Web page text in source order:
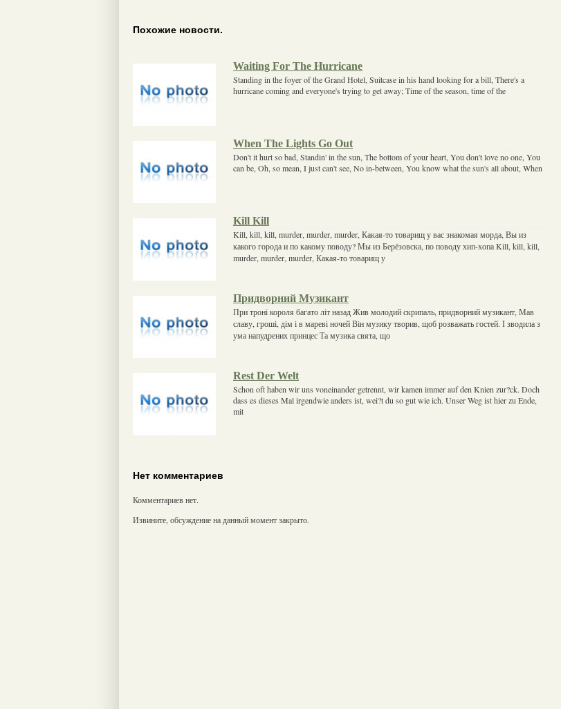
Похожие новости.
Waiting For The Hurricane
Standing in the foyer of the Grand Hotel, Suitcase in his hand looking for a bill, There's a
hurricane coming and everyone's trying to get away; Time of the season, time of the
When The Lights Go Out
Don't it hurt so bad, Standin' in the sun, The bottom of your heart, You don't love no one, You
can be, Oh, so mean, I just can't see, No in-between, You know what the sun's all about, When
Kill Kill
Kill, kill, kill, murder, murder, murder, Какая-то товарищ у вас знакомая морда, Вы из
какого города и по какому поводу? Мы из Берёзовска, по поводу хип-хопа Kill, kill, kill,
murder, murder, murder, Какая-то товарищ у
Придворний Музикант
При троні короля багато літ назад Жив молодий скрипаль, придворний музикант, Мав
славу, гроші, дім і в мареві ночей Він музику творив, щоб розважать гостей. І зводила з
ума напудрених принцес Та музика свята, що
Rest Der Welt
Schon oft haben wir uns voneinander getrennt, wir kamen immer auf den Knien zur?ck. Doch
dass es dieses Mal irgendwie anders ist, wei?t du so gut wie ich. Unser Weg ist hier zu Ende,
mit
Нет комментариев
Комментариев нет.
Извините, обсуждение на данный момент закрыто.